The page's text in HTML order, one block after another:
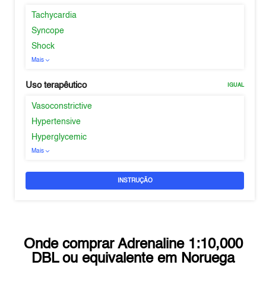
Tachycardia
Syncope
Shock
Mais
Uso terapêutico IGUAL
Vasoconstrictive
Hypertensive
Hyperglycemic
Mais
INSTRUÇÃO
Onde comprar Adrenaline 1:10,000
DBLou equivalente em Noruega